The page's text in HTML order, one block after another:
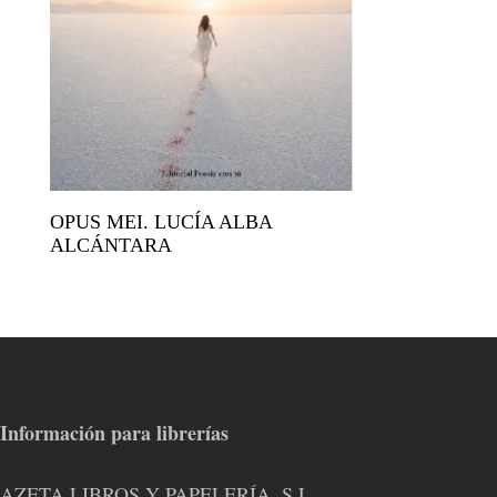
OPUS MEI. LUCÍA ALBA
ALCÁNTARA
Información para librerías